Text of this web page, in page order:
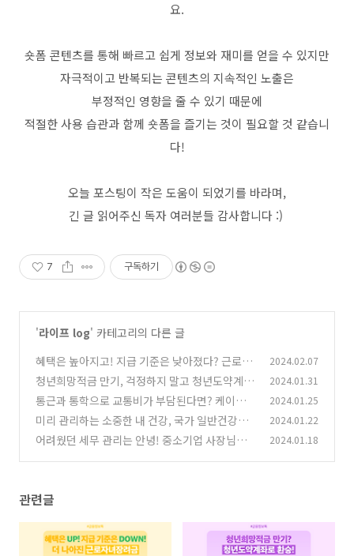
요.
숏폼 콘텐츠를 통해 빠르고 쉽게 정보와 재미를 얻을 수 있지만
자극적이고 반복되는 콘텐츠의 지속적인 노출은
부정적인 영향을 줄 수 있기 때문에
적절한 사용 습관과 함께 숏폼을 즐기는 것이 필요할 것 같습니
다!
오늘 포스팅이 작은 도움이 되었기를 바라며,
긴 글 읽어주신 독자 여러분들 감사합니다 :)
7 구독하기
'라이프 log' 카테고리의 다른 글
혜택은 높아지고! 지급 기준은 낮아졌다? 근로자
녀장려금 놓치지 마세요! (0)
2024.02.07
청년희망적금 만기, 걱정하지 말고 청년도약계좌
로 환승하자!
(0)
2024.01.31
통근과 통학으로 교통비가 부담된다면? 케이패
스 하세요! (0)
2024.01.25
미리 관리하는 소중한 내 건강, 국가 일반건강검
진과 함께!
(0)
2024.01.22
어려웠던 세무 관리는 안녕! 중소기업 사장님들
2024.01.18
관련글